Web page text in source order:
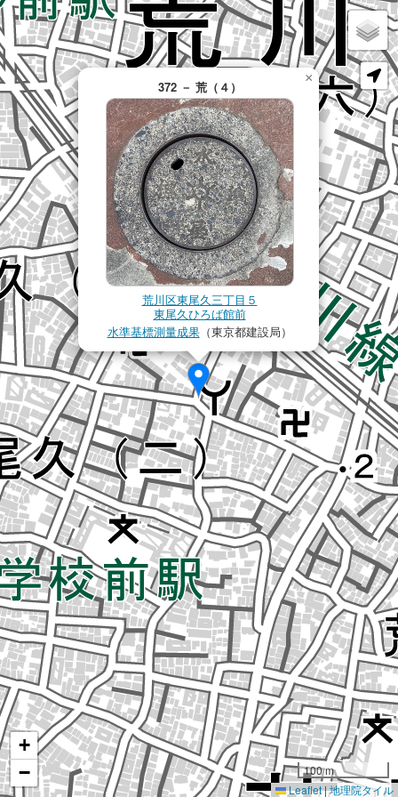
372 － 荒（４）
荒川区東尾久三丁目５
東尾久ひろば館前
水準基標測量成果（東京都建設局）
×
+
−
100 m
Leaflet|地理院タイル